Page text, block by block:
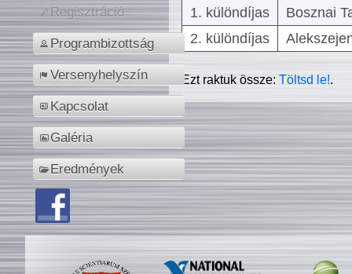
Regisztráció
Programbizottság
Versenyhelyszín
Kapcsolat
Galéria
Eredmények
1. különdíjas
Bosznai
2. különdíjas
Ezt raktuk össze:Töltsd le!.